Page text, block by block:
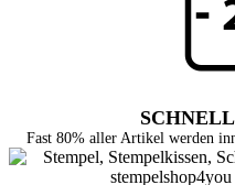
Fast 80% aller Artikel werden